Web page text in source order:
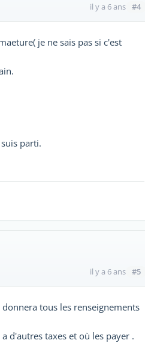
il y a 6 ans #4
je ne sais pas si c'est
parti.
il y a 6 ans #5
tous les renseignements
d'autres taxes et où les payer .